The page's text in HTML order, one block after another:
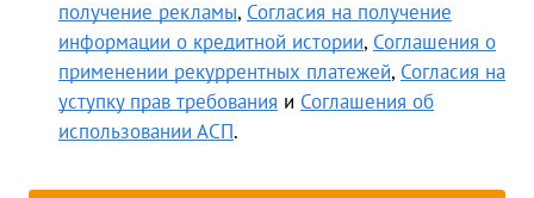
получение рекламы, Согласия на получение
информации о кредитной истории, Соглашения о
применении рекуррентных платежей, Согласия на
уступку прав требования и Соглашения об
использовании АСП.